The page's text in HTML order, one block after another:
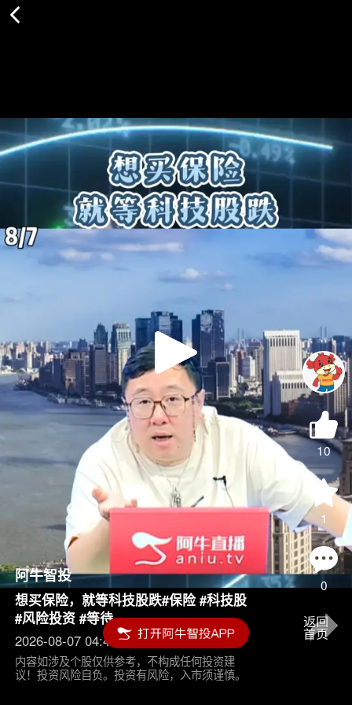
Play
Video
10
1
0
阿牛智投
想买保险，就等科技股跌#保险 #科技股
#风险投资 #等待
2026-08-07 04:45
内容如涉及个股仅供参考，不构成任何投资建
议！投资风险自负。投资有风险，入市须谨慎。